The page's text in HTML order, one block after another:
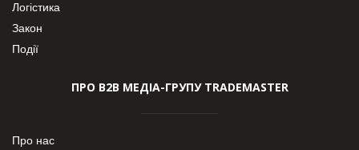
Логістика
Закон
Події
ПРО В2В МЕДІА-ГРУПУ TRADEMASTER
Про нас